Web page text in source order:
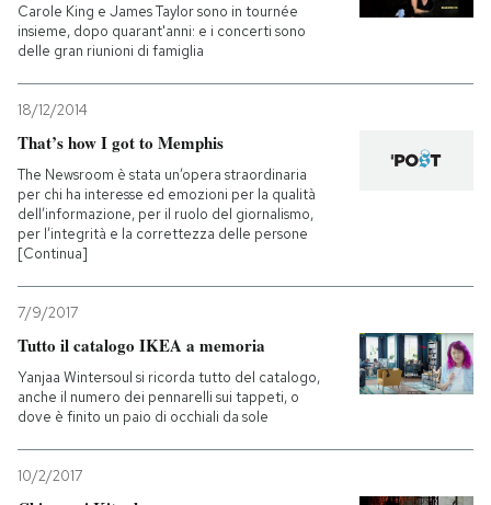
Carole King e James Taylor sono in tournée
insieme, dopo quarant'anni: e i concerti sono
delle gran riunioni di famiglia
18/12/2014
That’s how I got to Memphis
The Newsroom è stata un’opera straordinaria
per chi ha interesse ed emozioni per la qualità
dell’informazione, per il ruolo del giornalismo,
per l’integrità e la correttezza delle persone
[Continua]
7/9/2017
Tutto il catalogo IKEA a memoria
Yanjaa Wintersoul si ricorda tutto del catalogo,
anche il numero dei pennarelli sui tappeti, o
dove è finito un paio di occhiali da sole
10/2/2017